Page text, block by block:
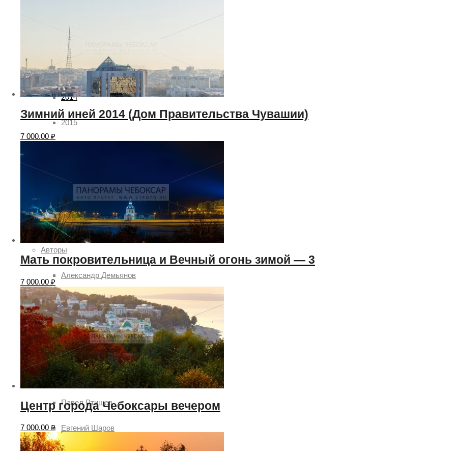
2012
2013
2014
2015
2018
2019
Авторы
Александр Демьянов
Aleksey Sitdikov
Анатолий Овчинников
Алексей Семёнов
Илья Степанов
Павел Ртищев
Евгений Шаров
Зимний иней 2014 (Дом Правительства Чувашии)
7 000.00 ₽
Мать покровительница и Вечный огонь зимой — 3
7 000.00 ₽
Центр города Чебоксары вечером
7 000.00 ₽